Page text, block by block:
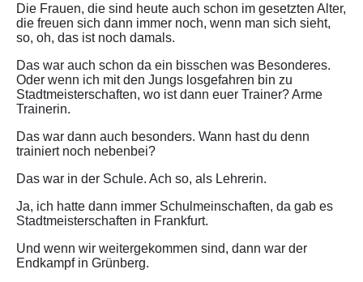
Die Frauen, die sind heute auch schon im gesetzten Alter,
die freuen sich dann immer noch, wenn man sich sieht,
so, oh, das ist noch damals.
Das war auch schon da ein bisschen was Besonderes.
Oder wenn ich mit den Jungs losgefahren bin zu
Stadtmeisterschaften, wo ist dann euer Trainer? Arme
Trainerin.
Das war dann auch besonders. Wann hast du denn
trainiert noch nebenbei?
Das war in der Schule. Ach so, als Lehrerin.
Ja, ich hatte dann immer Schulmeinschaften, da gab es
Stadtmeisterschaften in Frankfurt.
Und wenn wir weitergekommen sind, dann war der
Endkampf in Grünberg.